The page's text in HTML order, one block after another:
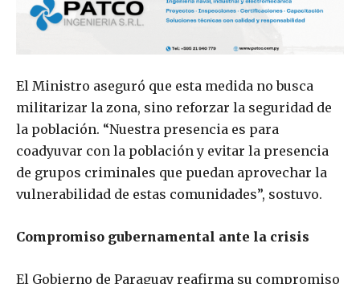
El Ministro aseguró que esta medida no busca
militarizar la zona, sino reforzar la seguridad de
la población. “Nuestra presencia es para
coadyuvar con la población y evitar la presencia
de grupos criminales que puedan aprovechar la
vulnerabilidad de estas comunidades”, sostuvo.
Compromiso gubernamental ante la crisis
El Gobierno de Paraguay reafirma su compromiso